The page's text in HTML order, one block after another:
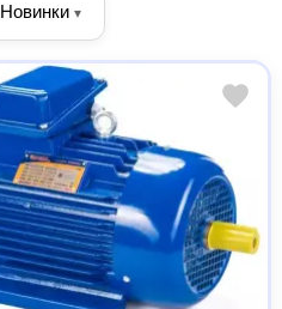
Новинки ▾